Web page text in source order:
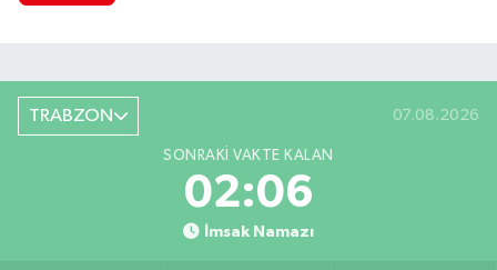
TRABZON 07.08.2026
SONRAKI VAKTE KALAN
02:05
İmsak Namazı